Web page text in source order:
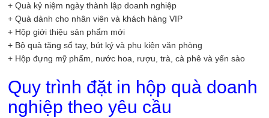
+ Quà kỷ niệm ngày thành lập doanh nghiệp
+ Quà dành cho nhân viên và khách hàng VIP
+ Hộp giới thiệu sản phẩm mới
+ Bộ quà tặng sổ tay, bút ký và phụ kiện văn phòng
+ Hộp đựng mỹ phẩm, nước hoa, rượu, trà, cà phê và yến sào
Quy trình đặt in hộp quà doanh
nghiệp theo yêu cầu